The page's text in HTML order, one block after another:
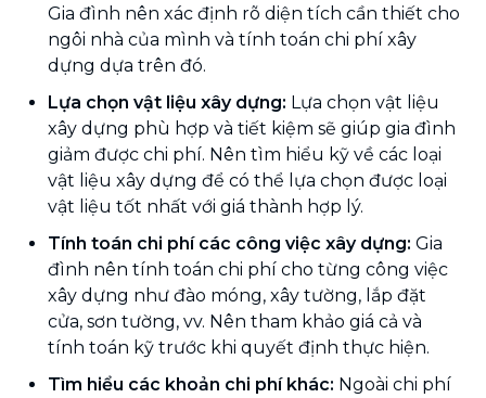
Gia đình nên xác định rõ diện tích cần thiết cho
ngôi nhà của mình và tính toán chi phí xây
dựng dựa trên đó.
Lựa chọn vật liệu xây dựng: Lựa chọn vật liệu
xây dựng phù hợp và tiết kiệm sẽ giúp gia đình
giảm được chi phí. Nên tìm hiểu kỹ về các loại
vật liệu xây dựng để có thể lựa chọn được loại
vật liệu tốt nhất với giá thành hợp lý.
Tính toán chi phí các công việc xây dựng: Gia
đình nên tính toán chi phí cho từng công việc
xây dựng như đào móng, xây tường, lắp đặt
cửa, sơn tường, vv. Nên tham khảo giá cả và
tính toán kỹ trước khi quyết định thực hiện.
Tìm hiểu các khoản chi phí khác: Ngoài chi phí